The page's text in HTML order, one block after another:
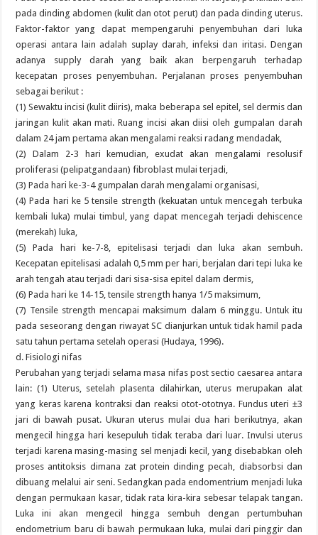
pada dinding abdomen (kulit dan otot perut) dan pada dinding uterus.
Faktor-faktor yang dapat mempengaruhi penyembuhan dari luka
operasi antara lain adalah suplay darah, infeksi dan iritasi. Dengan
adanya supply darah yang baik akan berpengaruh terhadap
kecepatan proses penyembuhan. Perjalanan proses penyembuhan
sebagai berikut :
(1) Sewaktu incisi (kulit diiris), maka beberapa sel epitel, sel dermis dan
jaringan kulit akan mati. Ruang incisi akan diisi oleh gumpalan darah
dalam 24 jam pertama akan mengalami reaksi radang mendadak,
(2) Dalam 2-3 hari kemudian, exudat akan mengalami resolusif
proliferasi (pelipatgandaan) fibroblast mulai terjadi,
(3) Pada hari ke-3-4 gumpalan darah mengalami organisasi,
(4) Pada hari ke 5 tensile strength (kekuatan untuk mencegah terbuka
kembali luka) mulai timbul, yang dapat mencegah terjadi dehiscence
(merekah) luka,
(5) Pada hari ke-7-8, epitelisasi terjadi dan luka akan sembuh.
Kecepatan epitelisasi adalah 0,5 mm per hari, berjalan dari tepi luka ke
arah tengah atau terjadi dari sisa-sisa epitel dalam dermis,
(6) Pada hari ke 14-15, tensile strength hanya 1/5 maksimum,
(7) Tensile strength mencapai maksimum dalam 6 minggu. Untuk itu
pada seseorang dengan riwayat SC dianjurkan untuk tidak hamil pada
satu tahun pertama setelah operasi (Hudaya, 1996).
d. Fisiologi nifas
Perubahan yang terjadi selama masa nifas post sectio caesarea antara
lain: (1) Uterus, setelah plasenta dilahirkan, uterus merupakan alat
yang keras karena kontraksi dan reaksi otot-ototnya. Fundus uteri ±3
jari di bawah pusat. Ukuran uterus mulai dua hari berikutnya, akan
mengecil hingga hari kesepuluh tidak teraba dari luar. Invulsi uterus
terjadi karena masing-masing sel menjadi kecil, yang disebabkan oleh
proses antitoksis dimana zat protein dinding pecah, diabsorbsi dan
dibuang melalui air seni. Sedangkan pada endomentrium menjadi luka
dengan permukaan kasar, tidak rata kira-kira sebesar telapak tangan.
Luka ini akan mengecil hingga sembuh dengan pertumbuhan
endometrium baru di bawah permukaan luka, mulai dari pinggir dan